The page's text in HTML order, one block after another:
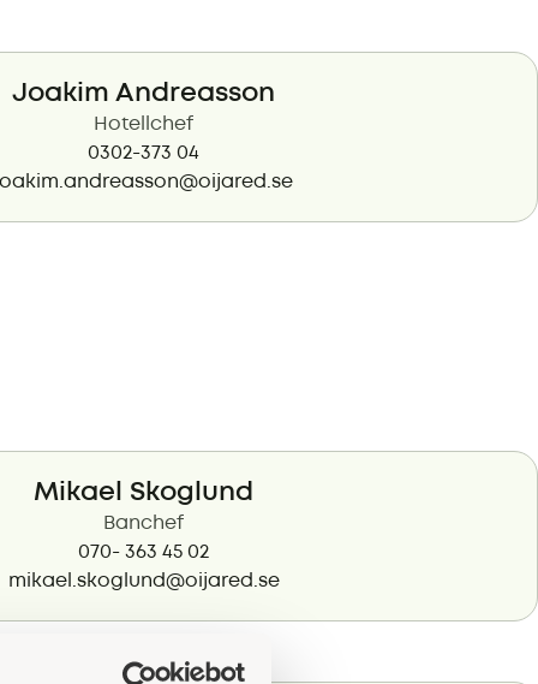
Joakim Andreasson
Hotellchef
0302-373 04
Mikael Skoglund
Banchef
070- 363 45 02
mikael.skoglund@oijared.se